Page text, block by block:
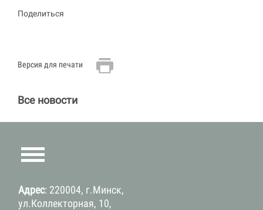
Поделиться
Версия для печати
Все новости
Адрес: 220004, г.Минск,
ул.Коллекторная, 10,